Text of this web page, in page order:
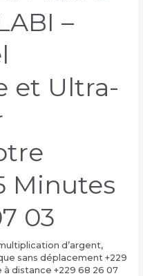
–
et Ultra-
Minutes
03
d’argent,
sans déplacement +229
distance +229 68 26 07